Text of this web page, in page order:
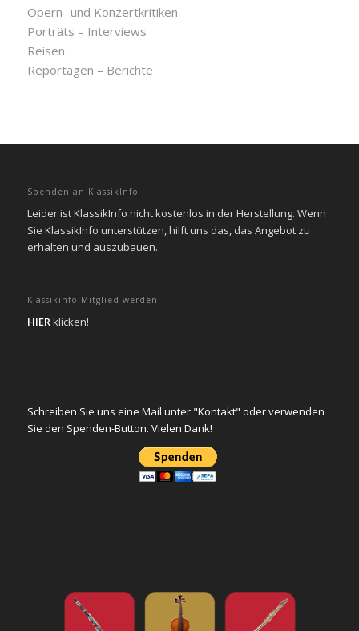
Opern- und Konzertkritiken
Porträts – Interviews
Reisen
Reportagen – Berichte
Spenden an KlassikInfo
Leider ist KlassikInfo nicht kostenlos in der Herstellung. Wenn
Sie KlassikInfo unterstützen, hilft uns das, das Angebot zu
erhalten und auszubauen.
Klassikinfo Mitglied werden
HIERklicken!
Schreiben Sie uns eine Mail unter "Kontakt" oder verwenden
Sie den Spenden-Button. Vielen Dank!